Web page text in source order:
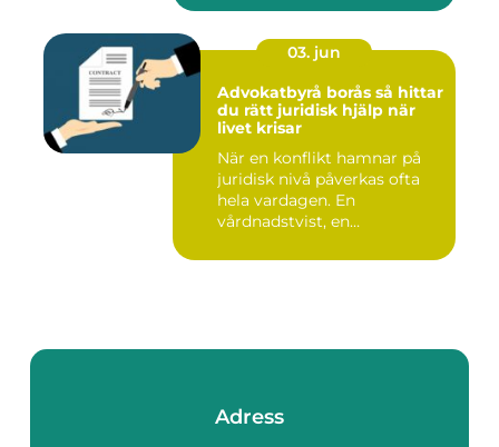
03. jun
Advokatbyrå borås så hittar
du rätt juridisk hjälp när
livet krisar
När en konflikt hamnar på
juridisk nivå påverkas ofta
hela vardagen. En
vårdnadstvist, en
Adress